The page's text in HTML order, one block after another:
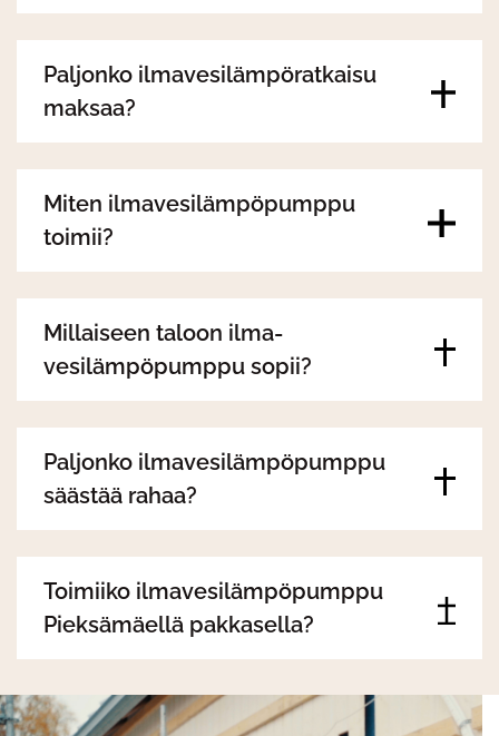
Paljonko ilmavesilämpöratkaisu
maksaa?
Miten ilmavesilämpöpumppu
toimii?
Millaiseen taloon ilma-
vesilämpöpumppu sopii?
Paljonko ilmavesilämpöpumppu
säästää rahaa?
Toimiiko ilmavesilämpöpumppu
Pieksämäellä pakkasella?